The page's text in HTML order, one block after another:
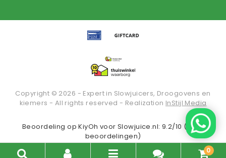
Copyright © 2026 - Expert in Slowjuicers, Droogovens en
kiemers - All rights reserved - Realization InStijl Media
0
Beoordeling opKiyOh voor Slowjuice.nl: 9.2/10 (2936
beoordelingen)